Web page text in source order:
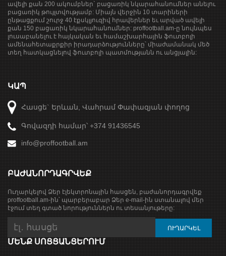
ավելի քան 200 ակումբներ` բացառիկ նկարահանումներ անելու
բացառիկ թույլտվությամբ: Միայն վերջին 10 տարիների
ընթացքում շուրջ 40 էքսկլյուզիվ հրավերներ եւ արված ավելի
քան 150 բացառիկ նկարահանումներ: proffootball.am-ը նույնպես
լուսաբանելու է հայկական եւ համաշխարհային ֆուտբոլի
ամենահետաքրքիր իրադարձությունները՝ միաժամանակ մեծ
տեղ հատկացնելով ֆուտբոլի պատմությանն ու անցյալին:
ԿԱՊ
Հասցե` Երևան, Վահրամ Փափազյան փողոց
Գովազդի համար՝ +374 91436545
info@proffootball.am
ԲԱԺԱՆՈՐԴԱԳՐՎԵՔ
Ուղարկելով Ձեր էլեկտրոնային հասցեն, բաժանորդագրվեք
proffootball.am-ին՝ պարբերաբար Ձեր e-mail-ին ստանալով մեր
էջում տեղ գտած նորություններն ու տեսանյութերը:
ՄԵՆՔ ՍՈՑՑԱՆՑԵՐՈՒՄ